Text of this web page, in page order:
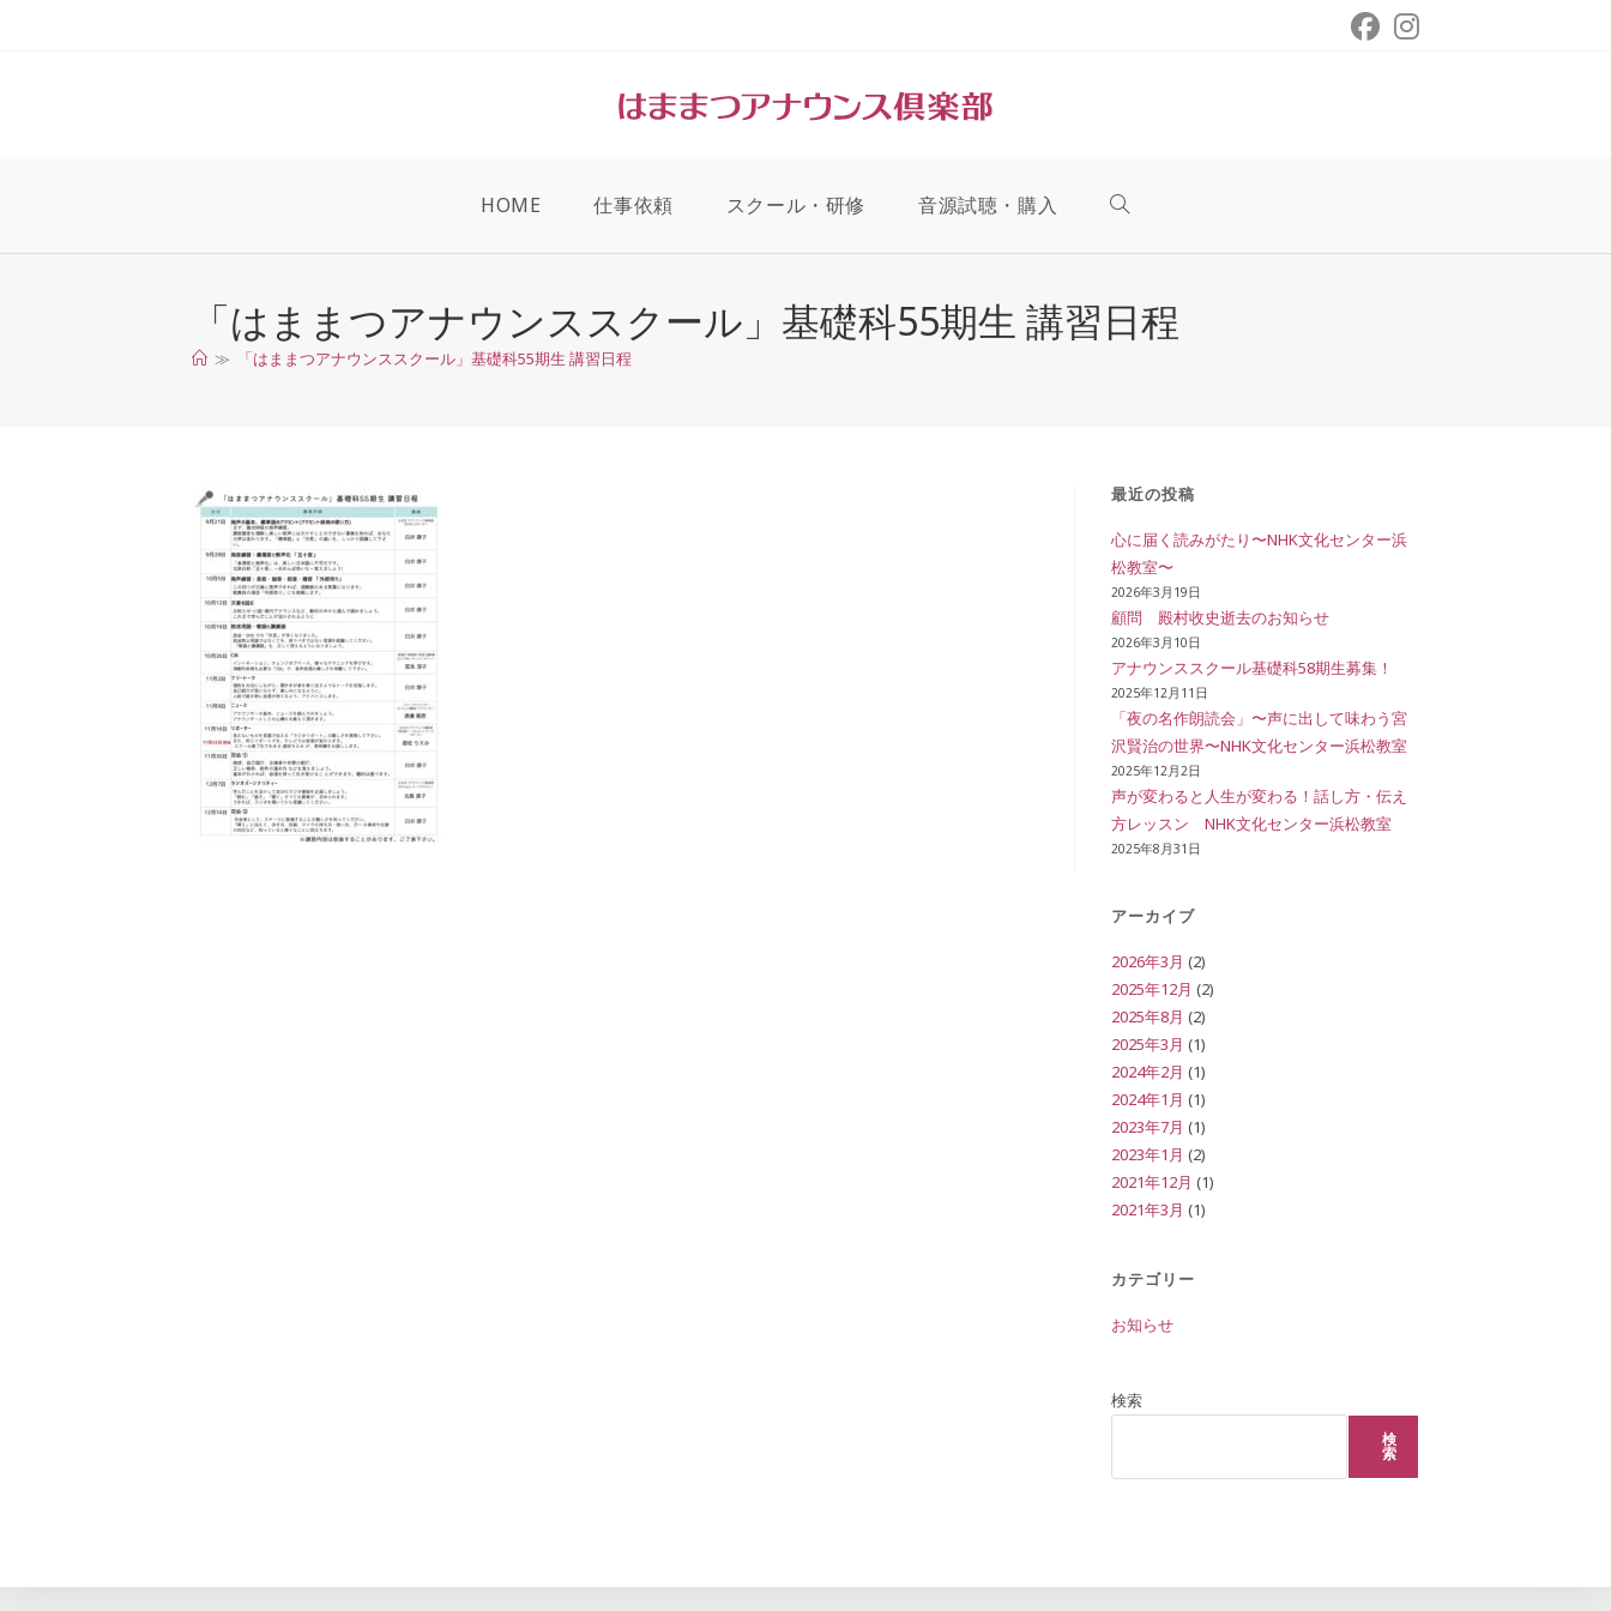
ッ
HOME 仕事依頼 スクール・研修 音源試聴・購入 ウ
ェ
サ
イ
ト
の
索
を
ト
「はままつアナウンススクール」基礎科55期生 講習日程
≫ 「はままつアナウンススクール」基礎科55期生 講習日程
最近の投稿
心に届く読みがたり〜NHK文化センター浜
松教室〜
2026年3月19日
顧問 殿村收史逝去のお知らせ
2026年3月10日
アナウンススクール基礎科58期生募集！
2025年12月11日
「夜の名作朗読会」〜声に出して味わう宮
沢賢治の世界〜NHK文化センター浜松教室
2025年12月2日
声が変わると人生が変わる！話し方・伝え
方レッスン NHK文化センター浜松教室
2025年8月31日
アーカイブ
2026年3月 (2)
2025年12月 (2)
2025年8月 (2)
2025年3月 (1)
2024年2月 (1)
2024年1月 (1)
2023年7月 (1)
2023年1月 (2)
2021年12月 (1)
2021年3月 (1)
カテゴリー
お知らせ
検索
検
索